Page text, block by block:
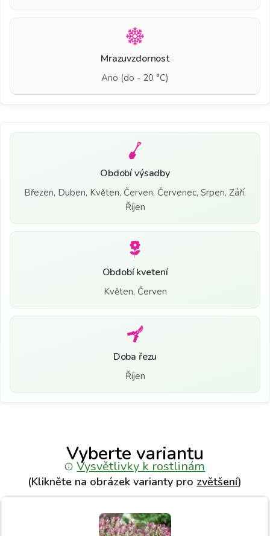
Mrazuvzdornost
Ano (do - 20 °C)
Období výsadby
Březen, Duben, Květen, Červen, Červenec, Srpen, Září,
Říjen
Období kvetení
Květen, Červen
Doba řezu
Říjen
Vyberte variantu
Vysvětlivky k rostlinám
(Klikněte na obrázek varianty pro zvětšení)